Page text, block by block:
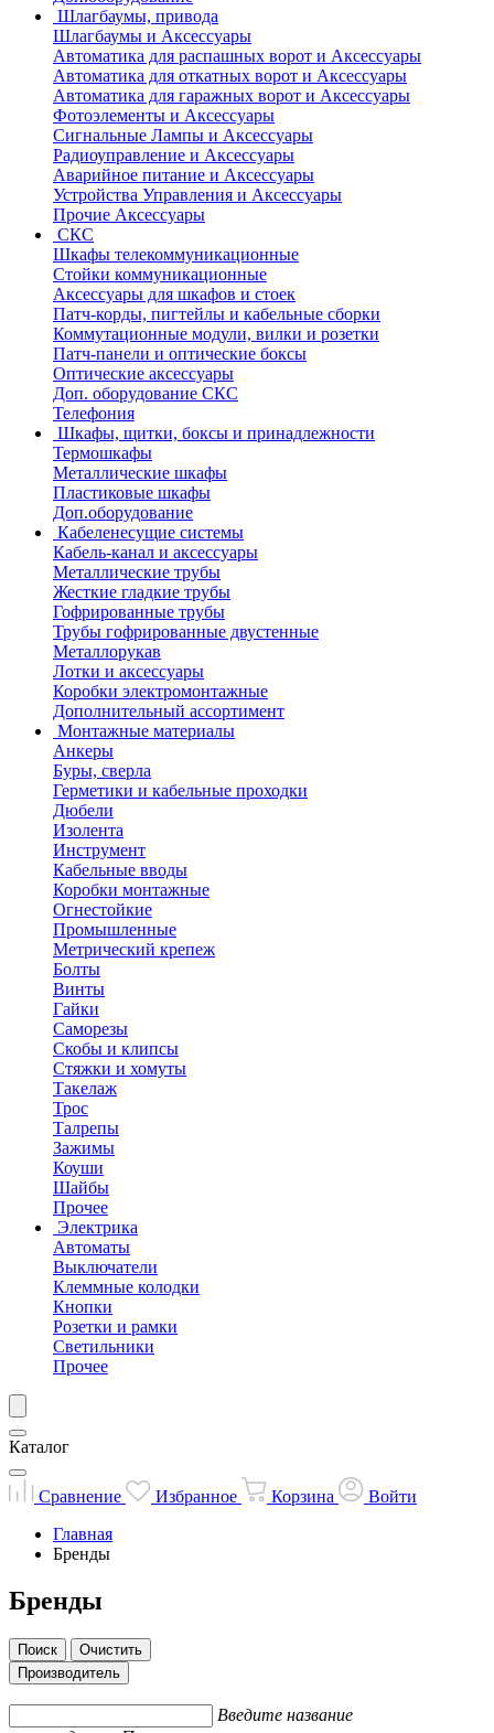
Шлагбаумы, привода
Шлагбаумы и Аксессуары
Автоматика для распашных ворот и Аксессуары
Автоматика для откатных ворот и Аксессуары
Автоматика для гаражных ворот и Аксессуары
Фотоэлементы и Аксессуары
Сигнальные Лампы и Аксессуары
Радиоуправление и Аксессуары
Аварийное питание и Аксессуары
Устройства Управления и Аксессуары
Прочие Аксессуары
СКС
Шкафы телекоммуникационные
Стойки коммуникационные
Аксессуары для шкафов и стоек
Патч-корды, пигтейлы и кабельные сборки
Коммутационные модули, вилки и розетки
Патч-панели и оптические боксы
Оптические аксессуары
Доп. оборудование СКС
Телефония
Шкафы, щитки, боксы и принадлежности
Термошкафы
Металлические шкафы
Пластиковые шкафы
Доп.оборудование
Кабеленесущие системы
Кабель-канал и аксессуары
Металлические трубы
Жесткие гладкие трубы
Гофрированные трубы
Трубы гофрированные двустенные
Металлорукав
Лотки и аксессуары
Коробки электромонтажные
Дополнительный ассортимент
Монтажные материалы
Анкеры
Буры, сверла
Герметики и кабельные проходки
Дюбели
Изолента
Инструмент
Кабельные вводы
Коробки монтажные
Огнестойкие
Промышленные
Метрический крепеж
Болты
Винты
Гайки
Саморезы
Скобы и клипсы
Стяжки и хомуты
Такелаж
Трос
Талрепы
Зажимы
Коуши
Шайбы
Прочее
Электрика
Автоматы
Выключатели
Клеммные колодки
Кнопки
Розетки и рамки
Светильники
Прочее
Каталог
Сравнение Избранное Корзина
Войти
Главная
Бренды
Бренды
Поиск
Очистить
Производитель
Введите название